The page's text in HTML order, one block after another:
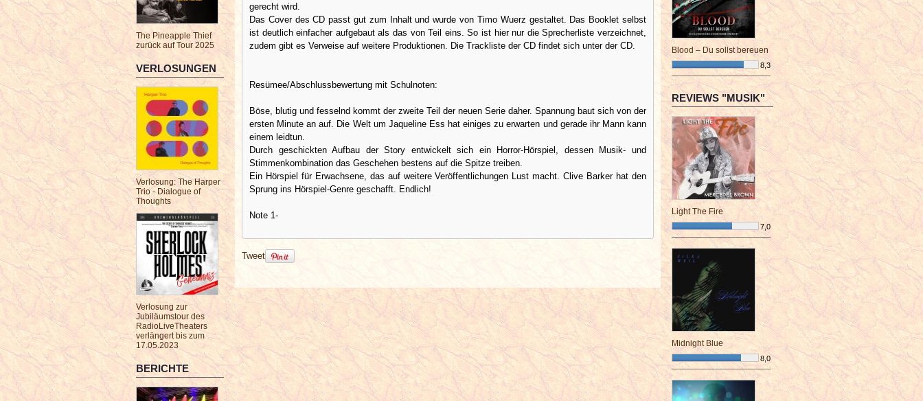
The Pineapple Thief
zurück auf Tour 2025
VERLOSUNGEN
Verlosung: The Harper
Trio - Dialogue of
Thoughts
Verlosung zur
Jubiläumstour des
RadioLiveTheaters
verlängert bis zum
17.05.2023
BERICHTE
gerecht wird.
Das Cover des CD passt gut zum Inhalt und wurde von Timo Wuerz gestaltet. Das Booklet selbst
ist deutlich einfacher aufgebaut als das von Teil eins. So ist hier nur die Sprecherliste verzeichnet,
zudem gibt es Verweise auf weitere Produktionen. Die Trackliste der CD findet sich unter der CD.
Resümee/Abschlussbewertung mit Schulnoten:
Böse, blutig und fesselnd kommt der zweite Teil der neuen Serie daher. Spannung baut sich von der
ersten Minute an auf. Die Welt um Jaqueline Ess hat einiges zu erwarten und gerade ihr Mann kann
einem leidtun.
Durch geschickten Aufbau der Story entwickelt sich ein Horror-Hörspiel, dessen Musik- und
Stimmenkombination das Geschehen bestens auf die Spitze treiben.
Ein Hörspiel für Erwachsene, das auf weitere Veröffentlichungen Lust macht. Clive Barker hat den
Sprung ins Hörspiel-Genre geschafft. Endlich!
Note 1-
Tweet
Blood – Du sollst bereuen
8,3
¯¯¯¯¯¯¯¯¯¯¯¯¯¯¯¯¯¯¯¯¯¯¯¯
REVIEWS "MUSIK"
Light The Fire
7,0
¯¯¯¯¯¯¯¯¯¯¯¯¯¯¯¯¯¯¯¯¯¯¯¯
Midnight Blue
8,0
¯¯¯¯¯¯¯¯¯¯¯¯¯¯¯¯¯¯¯¯¯¯¯¯